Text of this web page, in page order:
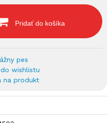
Pridať do košíka
pes
wishlistu
na produkt